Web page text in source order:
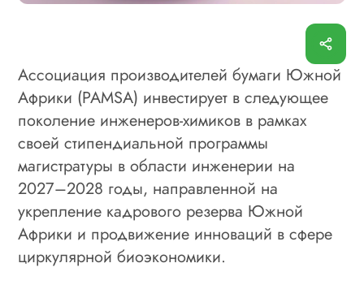
Ассоциация производителей бумаги Южной
Африки (PAMSA) инвестирует в следующее
поколение инженеров-химиков в рамках
своей стипендиальной программы
магистратуры в области инженерии на
2027–2028 годы, направленной на
укрепление кадрового резерва Южной
Африки и продвижение инноваций в сфере
циркулярной биоэкономики.